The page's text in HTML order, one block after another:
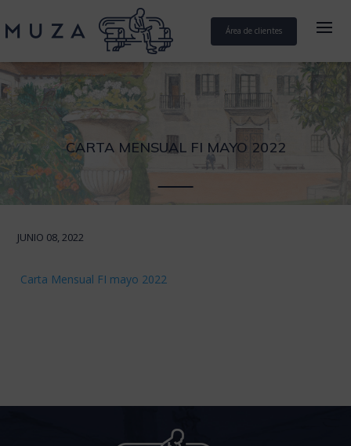
Área de clientes
CARTA MENSUAL FI MAYO 2022
JUNIO 08, 2022
Carta Mensual FI mayo 2022